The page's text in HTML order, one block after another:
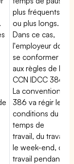
plus fréquents
ou plus longs.
Dans ce cas,
l'employeur doit
se conformer
aux règles de la
CCN IDCC 386.
La convention
386 va régir les
conditions du
temps de
travail, du travail
le week-end, du
travail pendant